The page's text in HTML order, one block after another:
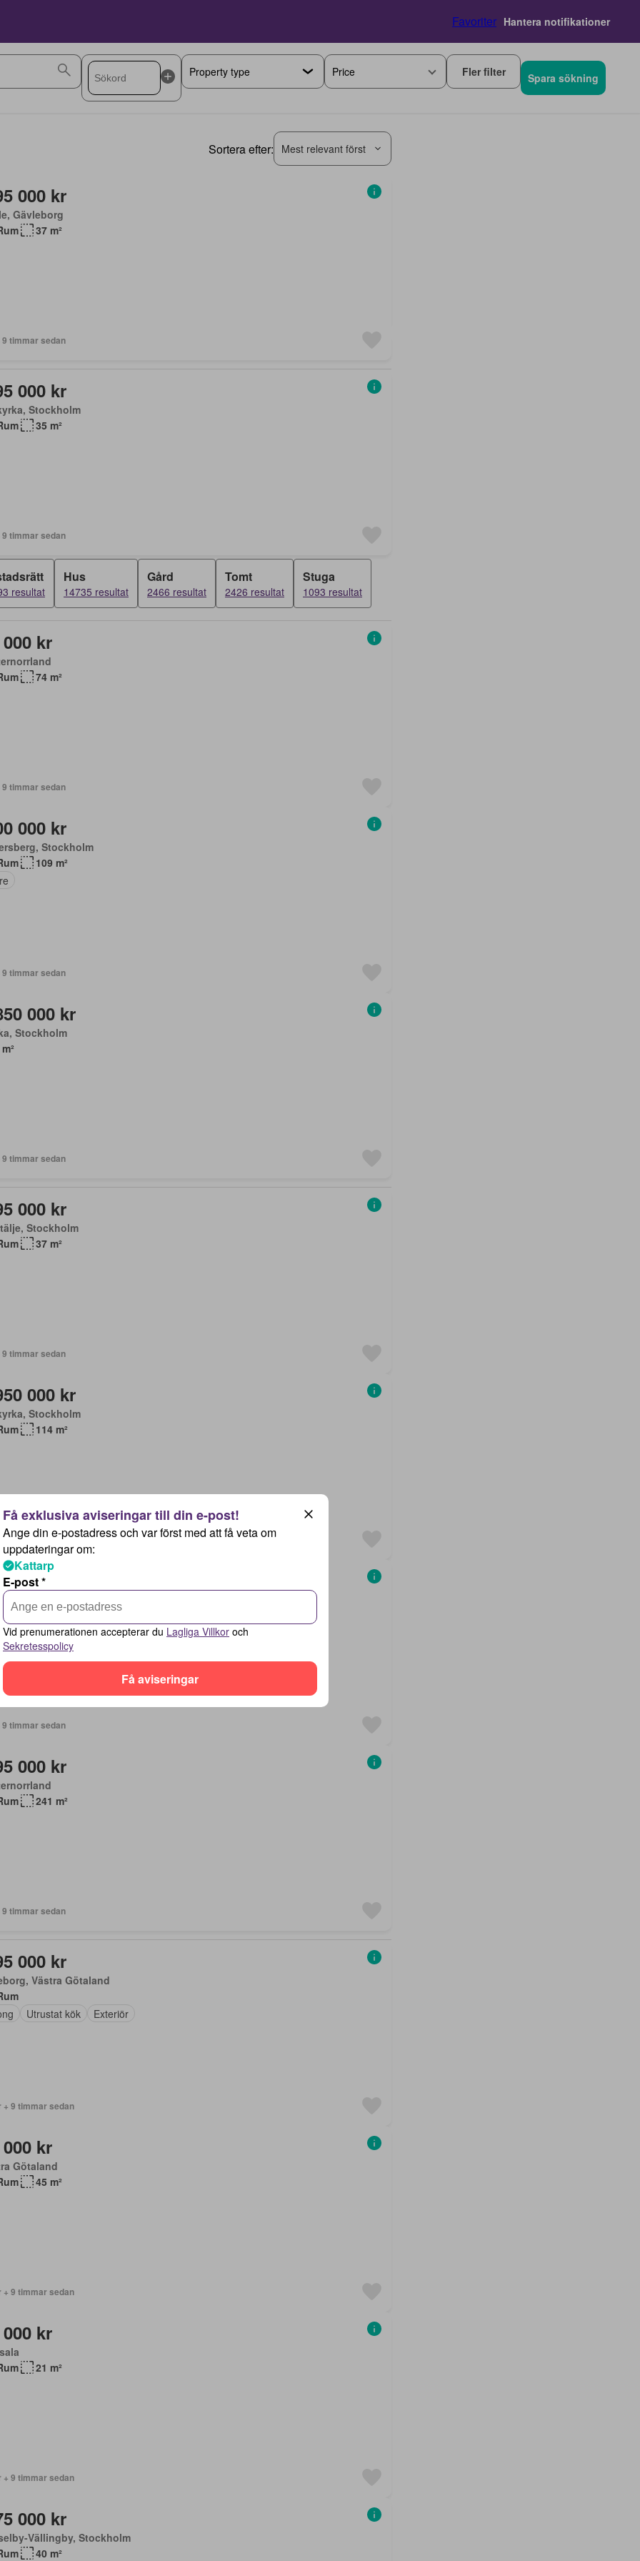
Favoriter Hantera notifikationer
Price Fler filter Spara sökning
Sortera efter: Mest relevant först
000 kr
Gävleborg
37 m²
9 timmar sedan
000 kr
Stockholm
35 m²
9 timmar sedan
resultat
Hus
14735 resultat
Gård
2466 resultat
Tomt
2426 resultat
Stuga
1093 resultat
kr
74 m²
9 timmar sedan
000 kr
Stockholm
109 m²
9 timmar sedan
000 kr
Stockholm
9 timmar sedan
000 kr
Stockholm
37 m²
9 timmar sedan
000 kr
Stockholm
114 m²
9 timmar sedan
000 kr
Stockholm
33 m²
9 timmar sedan
000 kr
241 m²
9 timmar sedan
000 kr
Västra Götaland
Utrustat kök Exteriör
+ 9 timmar sedan
kr
Götaland
45 m²
+ 9 timmar sedan
kr
21 m²
+ 9 timmar sedan
000 kr
Vällingby, Stockholm
40 m²
Ange din e-postadress och var först med att få veta om
uppdateringar om:
Kattarp
E-post *
Vid prenumerationen accepterar du Lagliga Villkor och
Sekretesspolicy
Få aviseringar